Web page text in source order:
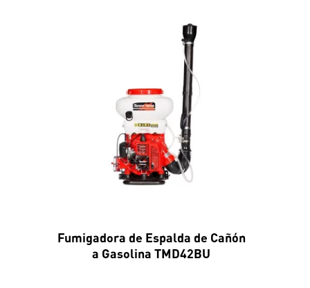
Fumigadora de Espalda de Cañón
a Gasolina TMD42BU